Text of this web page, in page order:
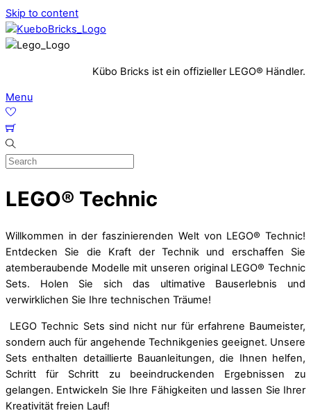
Skip to content
Kübo Bricks ist ein offizieller LEGO® Händler.
Menu
LEGO® Technic
Willkommen in der faszinierenden Welt von LEGO® Technic!
Entdecken Sie die Kraft der Technik und erschaffen Sie
atemberaubende Modelle mit unseren original LEGO® Technic
Sets. Holen Sie sich das ultimative Bauserlebnis und
verwirklichen Sie Ihre technischen Träume!
LEGO Technic Sets sind nicht nur für erfahrene Baumeister,
sondern auch für angehende Technikgenies geeignet. Unsere
Sets enthalten detaillierte Bauanleitungen, die Ihnen helfen,
Schritt für Schritt zu beeindruckenden Ergebnissen zu
gelangen. Entwickeln Sie Ihre Fähigkeiten und lassen Sie Ihrer
Kreativität freien Lauf!